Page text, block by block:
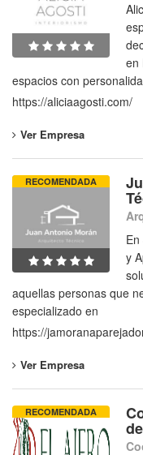
en
espacios con
https://aliciaagosti.com/
Ver Empresa
RECOMENDADA
y
aquellas personas que
especializado en
https://
Ver Empresa
RECOMENDADA